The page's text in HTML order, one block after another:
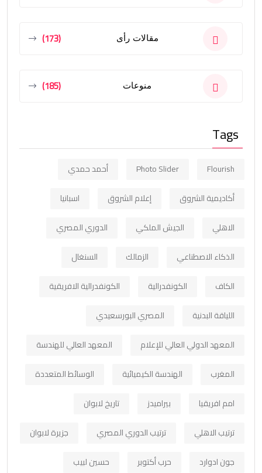
مقالات رأى (173)
منوعات (185)
Tags
Flourish
Photo Slider
أحمد حمدي
أكاديمية الشروق
إعلام الشروق
اسبانيا
الاهلي
الجيش الملكي
الدوري المصري
الذكاء الاصطناعي
الزمالك
السنغال
الكاف
الكونفدرالية
الكونفدرالية الافريقية
اللياقة البدنية
المصري البورسعيدي
المعهد الدولي العالي للإعلام
المعهد العالي للهندسة
المغرب
الهندسة الكيميائية
الوسائط المتعددة
امم افريقيا
بيراميدز
تاريخ لابوان
ترتيب الاهلي
ترتيب الدوري المصري
جزيرة لابوان
جون ادوارد
حرب أكتوبر
حسين لبيب